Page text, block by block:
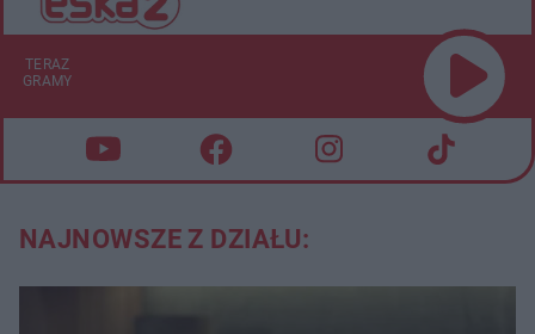
TERAZ
GRAMY
NAJNOWSZE Z DZIAŁU: